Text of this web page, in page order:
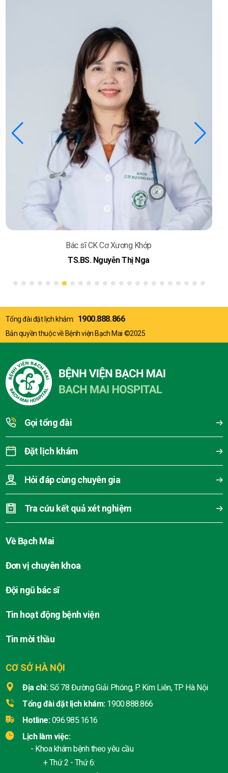
Bác sĩ CK Cơ Xương Khớp
TS.BS. Nguyễn Thị Nga
Tổng đài đặt lịch khám: 1900.888.866
Bản quyền thuộc về Bệnh viện Bạch Mai ©2025
CƠ SỞ HÀ NỘI
Địa chỉ: Số 78 Đường Giải Phóng, P. Kim Liên, TP Hà Nội
Tổng đài đặt lịch khám: 1900.888.866
Hotline: 096.985.1616
Lịch làm việc:
- Khoa khám bệnh theo yêu cầu
+ Thứ 2 - Thứ 6:
Gọi tổng đài
Đặt lịch khám
Hỏi đáp cùng chuyên gia
Tra cứu kết quả xét nghiệm
Về Bạch Mai
Đơn vị chuyên khoa
Đội ngũ bác sĩ
Tin hoạt động bệnh viện
Tin mời thầu